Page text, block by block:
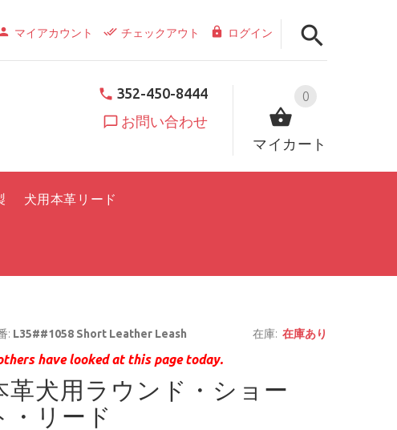
マイアカウント チェックアウト ログイン
0
マイカート
352-450-8444
お問い合わせ
犬用本革リード
: L35##1058 Short Leather Leash 在庫: 在庫あり
have looked at this page today.
革犬用ラウンド・ショー
・リード